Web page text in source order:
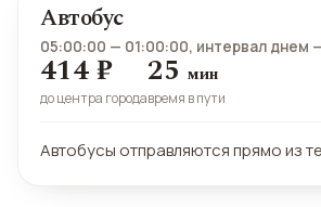
Автобус
05:00:00 — 01:00:00, интервал днем
414 ₽
до центра города
25 мин
время в пути
Автобусы отправляются прямо из